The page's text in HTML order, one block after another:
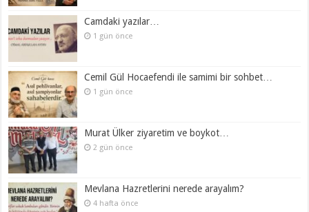
Camdaki yazılar…
1 gün önce
Cemil Gül Hocaefendi ile samimi bir sohbet…
1 gün önce
Murat Ülker ziyaretim ve boykot…
2 gün önce
Mevlana Hazretlerini nerede arayalım?
4 hafta önce